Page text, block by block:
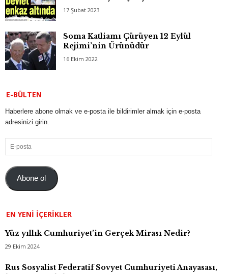
17 Şubat 2023
Soma Katliamı Çürüyen 12 Eylül
Rejimi’nin Ürünüdür
16 Ekim 2022
E-BÜLTEN
Haberlere abone olmak ve e-posta ile bildirimler almak için e-posta
adresinizi girin.
E-
posta
Abone ol
EN YENI İÇERIKLER
Yüz yıllık Cumhuriyet’in Gerçek Mirası Nedir?
29 Ekim 2024
Rus Sosyalist Federatif Sovyet Cumhuriyeti Anayasası,